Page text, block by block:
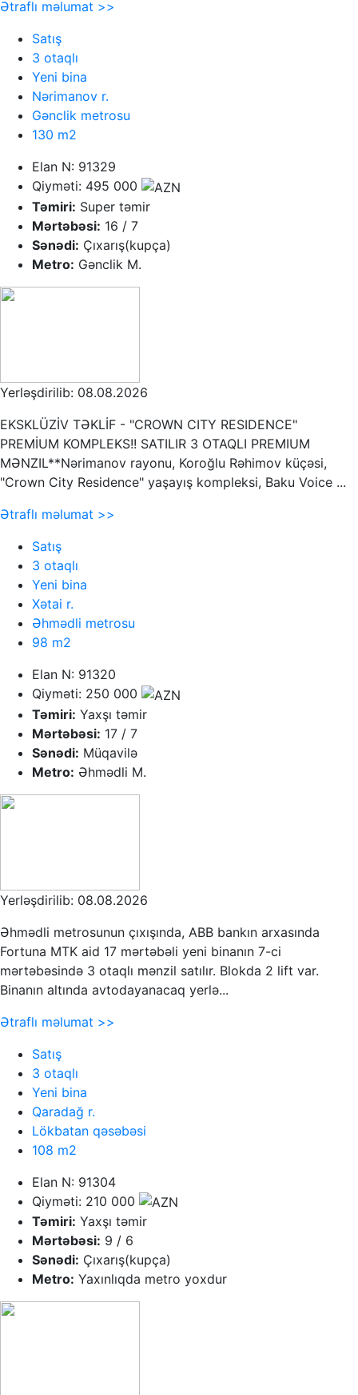
Ətraflı məlumat >>
Satış
3 otaqlı
Yeni bina
Nərimanov r.
Gənclik metrosu
130 m2
Elan N: 91329
Qiyməti: 495 000
Təmiri: Super təmir
Mərtəbəsi: 16 / 7
Sənədi: Çıxarış(kupça)
Metro: Gənclik M.
Yerləşdirilib: 08.08.2026
EKSKLÜZİV TƏKLİF - "CROWN CITY RESIDENCE"
PREMİUM KOMPLEKS!! SATILIR 3 OTAQLI PREMIUM
MƏNZIL**Nərimanov rayonu, Koroğlu Rəhimov küçəsi,
"Crown City Residence" yaşayış kompleksi, Baku Voice ...
Ətraflı məlumat >>
Satış
3 otaqlı
Yeni bina
Xətai r.
Əhmədli metrosu
98 m2
Elan N: 91320
Qiyməti: 250 000
Təmiri: Yaxşı təmir
Mərtəbəsi: 17 / 7
Sənədi: Müqavilə
Metro: Əhmədli M.
Yerləşdirilib: 08.08.2026
Əhmədli metrosunun çıxışında, ABB bankın arxasında
Fortuna MTK aid 17 mərtəbəli yeni binanın 7-ci
mərtəbəsində 3 otaqlı mənzil satılır. Blokda 2 lift var.
Binanın altında avtodayanacaq yerlə...
Ətraflı məlumat >>
Satış
3 otaqlı
Yeni bina
Qaradağ r.
Lökbatan qəsəbəsi
108 m2
Elan N: 91304
Qiyməti: 210 000
Təmiri: Yaxşı təmir
Mərtəbəsi: 9 / 6
Sənədi: Çıxarış(kupça)
Metro: Yaxınlıqda metro yoxdur